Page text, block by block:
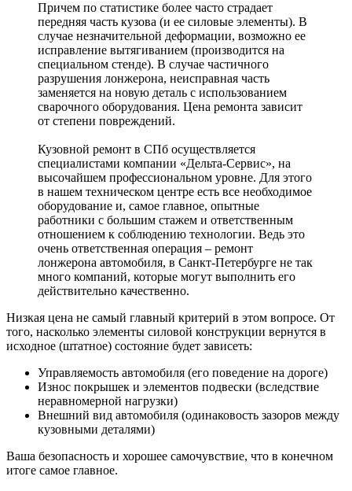
Причем по статистике более часто страдает
передняя часть кузова (и ее силовые элементы). В
случае незначительной деформации, возможно ее
исправление вытягиванием (производится на
специальном стенде). В случае частичного
разрушения лонжерона, неисправная часть
заменяется на новую деталь с использованием
сварочного оборудования. Цена ремонта зависит
от степени повреждений.
Кузовной ремонт в СПб осуществляется
специалистами компании «Дельта-Сервис», на
высочайшем профессиональном уровне. Для этого
в нашем техническом центре есть все необходимое
оборудование и, самое главное, опытные
работники с большим стажем и ответственным
отношением к соблюдению технологии. Ведь это
очень ответственная операция – ремонт
лонжерона автомобиля, в Санкт-Петербурге не так
много компаний, которые могут выполнить его
действительно качественно.
Низкая цена не самый главный критерий в этом вопросе. От
того, насколько элементы силовой конструкции вернутся в
исходное (штатное) состояние будет зависеть:
Управляемость автомобиля (его поведение на дороге)
Износ покрышек и элементов подвески (вследствие
неравномерной нагрузки)
Внешний вид автомобиля (одинаковость зазоров между
кузовными деталями)
Ваша безопасность и хорошее самочувствие, что в конечном
итоге самое главное.